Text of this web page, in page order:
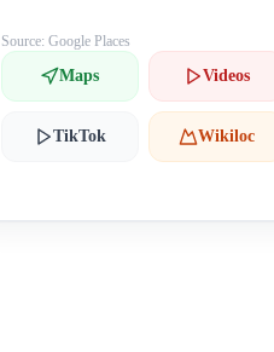
Source: Google Places
Maps Videos
TikTok Wikiloc